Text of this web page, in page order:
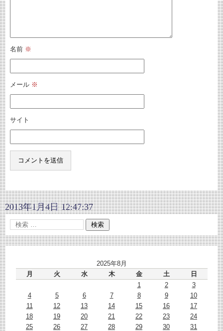
名前 ※
メール ※
サイト
2013年1月4日 12:47:37
2025年8月
月
火 水 木 金 土
日
1
2
3
4
5 6 7 8 9
10
11
12 13 14 15 16
17
18
19 20 21 22 23
24
25
26 27 28 29 30 31